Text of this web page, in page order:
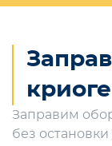
Заправим
без